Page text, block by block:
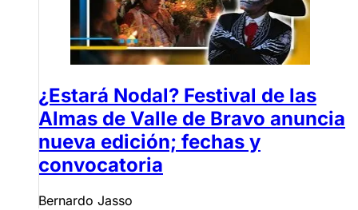
¿Estará Nodal? Festival de las
Almas de Valle de Bravo anuncia
nueva edición; fechas y
convocatoria
Bernardo Jasso